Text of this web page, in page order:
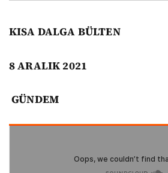
KISA DALGA BÜLTEN
8 ARALIK 2021
GÜNDEM